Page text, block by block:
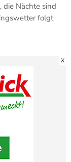
Nächte sind
folgt
X